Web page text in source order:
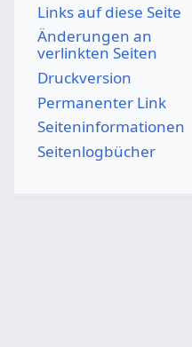
Links auf diese Seite
Änderungen an
verlinkten Seiten
Druckversion
Permanenter Link
Seiten­­informationen
Seitenlogbücher